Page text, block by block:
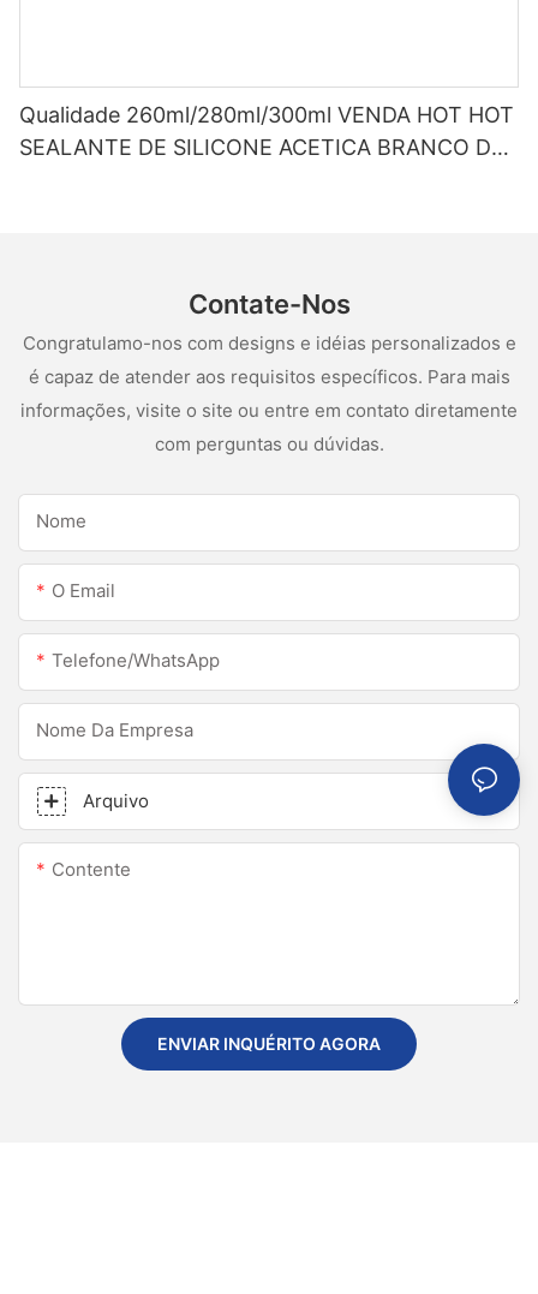
Qualidade 260ml/280ml/300ml VENDA HOT HOT
SEALANTE DE SILICONE ACETICA BRANCO DE
Contate-Nos
Congratulamo-nos com designs e idéias personalizados e
é capaz de atender aos requisitos específicos. Para mais
informações, visite o site ou entre em contato diretamente
com perguntas ou dúvidas.
Nome
O Email
Telefone/WhatsApp
Nome Da Empresa
Arquivo
Contente
ENVIAR INQUÉRITO AGORA